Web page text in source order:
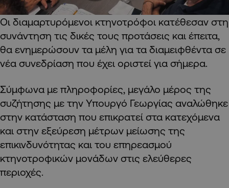
Οι διαμαρτυρόμενοι κτηνοτρόφοι κατέθεσαν στη
συνάντηση τις δικές τους προτάσεις και έπειτα,
θα ενημερώσουν τα μέλη για τα διαμειφθέντα σε
νέα συνεδρίαση που έχει οριστεί για σήμερα.
Σύμφωνα με πληροφορίες, μεγάλο μέρος της
συζήτησης με την Υπουργό Γεωργίας αναλώθηκε
στην κατάσταση που επικρατεί στα κατεχόμενα
και στην εξεύρεση μέτρων μείωσης της
επικινδυνότητας και του επηρεασμού
κτηνοτροφικών μονάδων στις ελεύθερες
περιοχές.